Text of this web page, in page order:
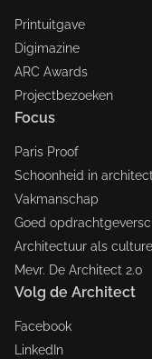
Printuitgave
Digimazine
ARC Awards
Projectbezoeken
Focus
Paris Proof
Schoonheid in
Vakmanschap
Goed
Architectuur als
Mevr. De Architect 2.0
Volg de Architect
Facebook
LinkedIn